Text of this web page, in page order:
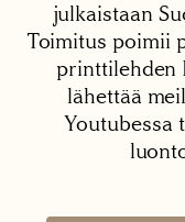
julkaistaan
Toimitus poimii
printtilehden
lähettää
Youtubessa